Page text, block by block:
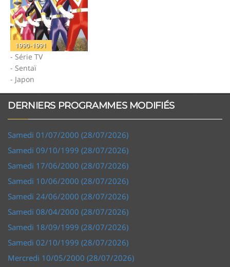
1990-1991
- Série TV
- Sentaï
- Japon
DERNIERS PROGRAMMES MODIFIÉS
Samedi 01/07/2000 (28/07/2026)
Samedi 09/10/1999 (28/07/2026)
Samedi 17/06/2000 (28/07/2026)
Samedi 10/06/2000 (28/07/2026)
Samedi 24/06/2000 (28/07/2026)
Samedi 08/04/2000 (28/07/2026)
Samedi 18/09/1999 (28/07/2026)
Samedi 02/10/1999 (28/07/2026)
Mercredi 10/05/2000 (28/07/2026)